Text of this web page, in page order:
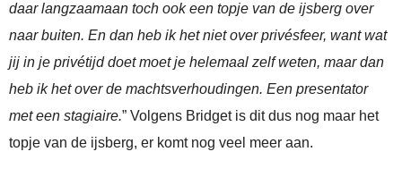
daar langzaamaan toch ook een topje van de ijsberg over
naar buiten. En dan heb ik het niet over privésfeer, want wat
jij in je privétijd doet moet je helemaal zelf weten, maar dan
heb ik het over de machtsverhoudingen. Een presentator
met een stagiaire.” Volgens Bridget is dit dus nog maar het
topje van de ijsberg, er komt nog veel meer aan.